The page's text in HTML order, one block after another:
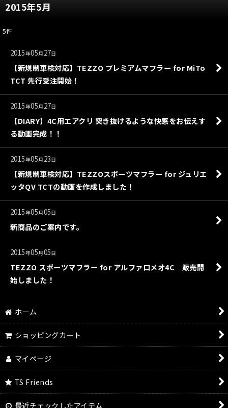
2015年5月
5件
2015年05月 27日
【新規制車検対応】TEZZO プレミアムマフラー for MiTo
TCT 先行受注開始！
2015年05月 27日
【DIARY】4C用エアクリ 突き抜けるような快感をお伝えす
る動画完成！！
2015年05月 23日
【新規制車検対応】TEZZOスポーツマフラー for ジュリエ
ッタQV TCTの動画を作成しました！
2015年05月05日
新商品のご案内です。
2015年05月05日
TEZZO スポーツマフラー for アルファロメオ4C 販売開
始しました！
ホーム
ショッピングカート
マイページ
TS Friends
最近チェックしたアイテム